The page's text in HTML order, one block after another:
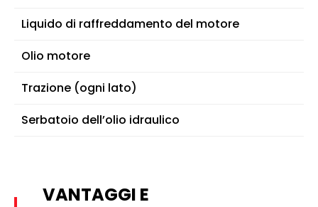
Liquido di raffreddamento del motore
Olio motore
Trazione (ogni lato)
Serbatoio dell’olio idraulico
VANTAGGI E